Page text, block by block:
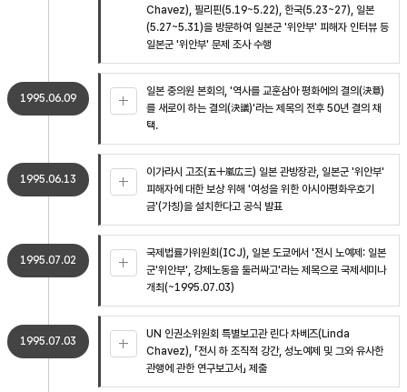
Chavez), 필리핀(5.19~5.22), 한국(5.23~27), 일본
(5.27~5.31)을 방문하여 일본군 '위안부' 피해자 인터뷰 등
일본군 '위안부' 문제 조사 수행
1995.06.09
일본 중의원 본회의, '역사를 교훈삼아 평화에의 결의(決意)
를 새로이 하는 결의(決議)'라는 제목의 전후 50년 결의 채
택.
1995.06.13
이가라시 고조(五十嵐広三) 일본 관방장관, 일본군 '위안부'
피해자에 대한 보상 위해 '여성을 위한 아시아평화우호기
금'(가칭)을 설치한다고 공식 발표
1995.07.02
국제법률가위원회(ICJ), 일본 도쿄에서 '전시 노예제: 일본
군'위안부', 강제노동을 둘러싸고'라는 제목으로 국제세미나
개최(~1995.07.03)
1995.07.03
UN 인권소위원회 특별보고관 린다 차베즈(Linda
Chavez), 「전시 하 조직적 강간, 성노예제 및 그와 유사한
관행에 관한 연구보고서」 제출